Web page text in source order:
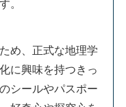
。
め、正式な地理学
に興味を持つきっ
シールやパスポー